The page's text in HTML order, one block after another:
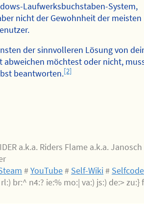
Laufwerksbuchstaben-System,
nicht der Gewohnheit der meisten
der sinnvolleren Lösung von
abweichen möchtest oder nicht,
beantworten.[2]
a.k.a. Riders Flame a.k.a. Janosch
#YouTube# Self-Wiki# Selfcode
br:^ n4:? ie:% mo:| va:) js:) de:> zu:}